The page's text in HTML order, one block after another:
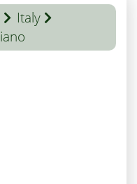
Italy